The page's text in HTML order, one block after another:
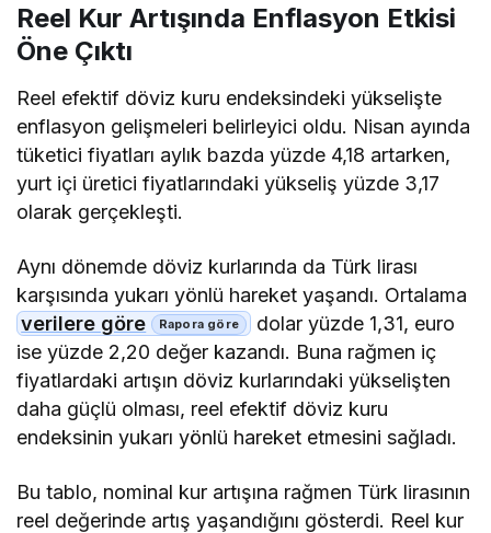
Reel Kur Artışında Enflasyon Etkisi
Öne Çıktı
Reel efektif döviz kuru endeksindeki yükselişte
enflasyon gelişmeleri belirleyici oldu. Nisan ayında
tüketici fiyatları aylık bazda yüzde 4,18 artarken,
yurt içi üretici fiyatlarındaki yükseliş yüzde 3,17
olarak gerçekleşti.
Aynı dönemde döviz kurlarında da Türk lirası
karşısında yukarı yönlü hareket yaşandı. Ortalama
verilere göre
dolar yüzde 1,31, euro
ise yüzde 2,20 değer kazandı. Buna rağmen iç
fiyatlardaki artışın döviz kurlarındaki yükselişten
daha güçlü olması, reel efektif döviz kuru
endeksinin yukarı yönlü hareket etmesini sağladı.
Bu tablo, nominal kur artışına rağmen Türk lirasının
reel değerinde artış yaşandığını gösterdi. Reel kur